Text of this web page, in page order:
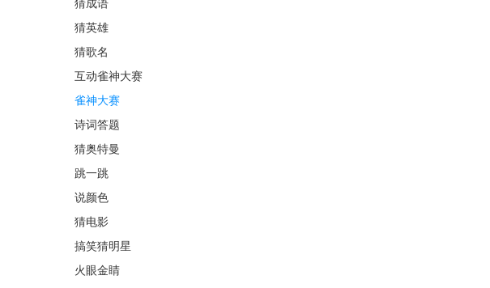
猜成语
猜英雄
猜歌名
互动雀神大赛
雀神大赛
诗词答题
猜奥特曼
跳一跳
说颜色
猜电影
搞笑猜明星
火眼金睛